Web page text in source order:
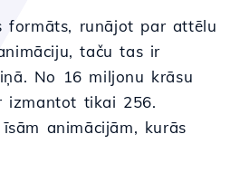
runājot par attēlu
taču tas ir
No 16 miljonu krāsu
tikai 256.
animācijām, kurās